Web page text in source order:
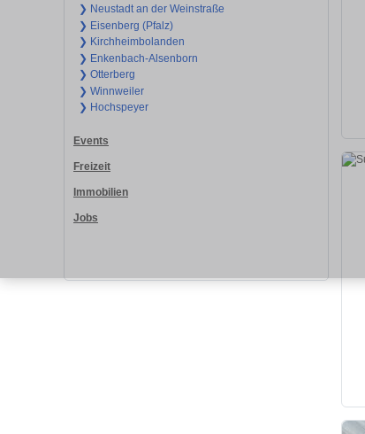
❯ Neustadt an der Weinstraße
❯ Eisenberg (Pfalz)
❯ Kirchheimbolanden
❯ Enkenbach-Alsenborn
❯ Otterberg
❯ Winnweiler
❯ Hochspeyer
Events
Freizeit
Immobilien
Jobs